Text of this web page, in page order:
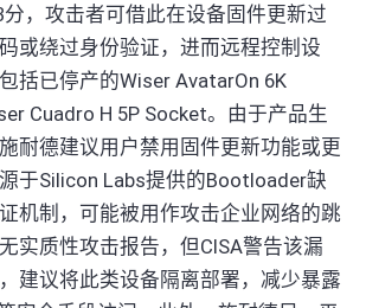
，攻击者可借此在设备固件更新过
或绕过身份验证，进而远程控制设
括已停产的Wiser AvatarOn 6K
Cuadro H 5P Socket。由于产品生
耐德建议用户禁用固件更新功能或更
于Silicon Labs提供的Bootloader缺
机制，可能被用作攻击企业网络的跳
实质性攻击报告，但CISA警告该漏
建议将此类设备隔离部署，减少暴露